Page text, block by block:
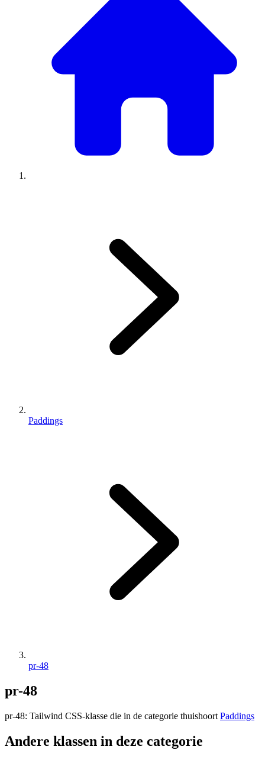
Paddings
pr-48
pr-48
pr-48: Tailwind CSS-klasse die in de categorie thuishoort Paddings
Andere klassen in deze categorie